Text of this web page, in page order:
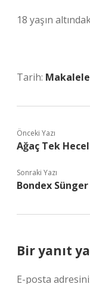
18 yaşın
Tarih:
Önceki Yazı
Ağaç Tek
Sonraki Yazı
Bondex Sünger
Bir yanıt
E-posta